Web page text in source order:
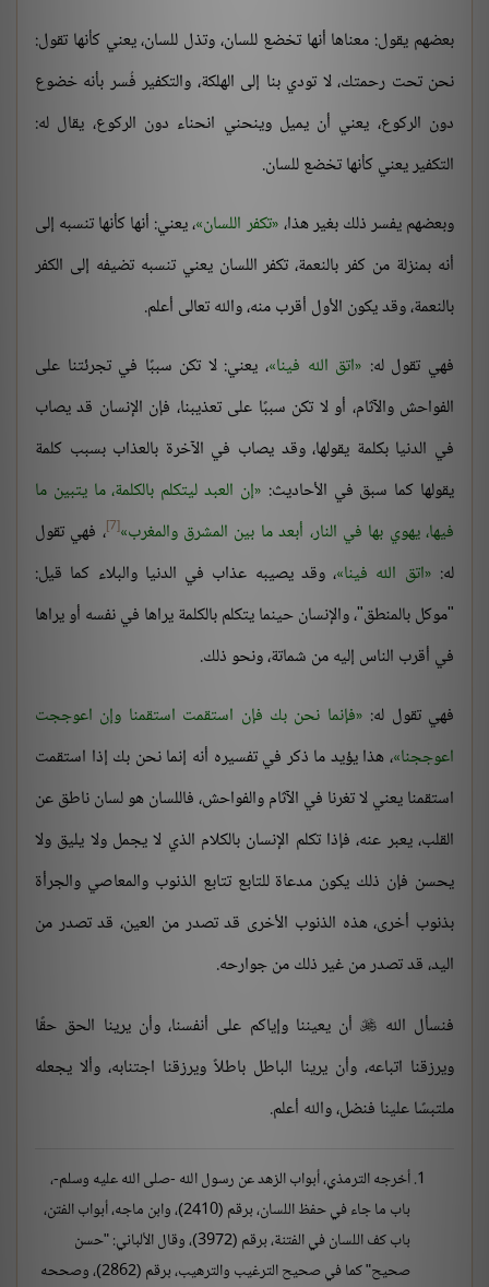
بعضهم يقول: معناها أنها تخضع للسان، وتذل للسان، يعني كأنها تقول:
نحن تحت رحمتك، لا تودي بنا إلى الهلكة، والتكفير فُسر بأنه خضوع
دون الركوع، يعني أن يميل وينحني انحناء دون الركوع، يقال له:
التكفير يعني كأنها تخضع للسان.
وبعضهم يفسر ذلك بغير هذا، تكفر اللسان ، يعني: أنها كأنها تنسبه إلى
أنه بمنزلة من كفر بالنعمة، تكفر اللسان يعني تنسبه تضيفه إلى الكفر
بالنعمة، وقد يكون الأول أقرب منه، والله تعالى أعلم.
فهي تقول له: اتق الله فينا ، يعني: لا تكن سببًا في تجرئتنا على
الفواحش والآثام، أو لا تكن سببًا على تعذيبنا، فإن الإنسان قد يصاب
في الدنيا بكلمة يقولها، وقد يصاب في الآخرة بالعذاب بسبب كلمة
يقولها كما سبق في الأحاديث: إن العبد ليتكلم بالكلمة، ما يتبين ما
فيها، يهوي بها في النار، أبعد ما بين المشرق والمغرب [7] ، فهي تقول
له: اتق الله فينا ، وقد يصيبه عذاب في الدنيا والبلاء كما قيل:
"موكل بالمنطق"، والإنسان حينما يتكلم بالكلمة يراها في نفسه أو يراها
في أقرب الناس إليه من شماتة، ونحو ذلك.
فهي تقول له: فإنما نحن بك فإن استقمت استقمنا وإن اعوججت
اعوججنا ، هذا يؤيد ما ذكر في تفسيره أنه إنما نحن بك إذا استقمت
استقمنا يعني لا تغرنا في الآثام والفواحش، فاللسان هو لسان ناطق عن
القلب، يعبر عنه، فإذا تكلم الإنسان بالكلام الذي لا يجمل ولا يليق ولا
يحسن فإن ذلك يكون مدعاة للتابع تتابع الذنوب والمعاصي والجرأة
بذنوب أخرى، هذه الذنوب الأخرى قد تصدر من العين، قد تصدر من
اليد، قد تصدر من غير ذلك من جوارحه.
فنسأل الله أن يعيننا وإياكم على أنفسنا، وأن يرينا الحق حقًا
ويرزقنا اتباعه، وأن يرينا الباطل باطلاً ويرزقنا اجتنابه، وألا يجعله
ملتبسًا علينا فنضل، والله أعلم.
أخرجه الترمذي، أبواب الزهد عن رسول الله -صلى الله عليه وسلم-،
باب ما جاء في حفظ اللسان، برقم (2410)، وابن ماجه، أبواب الفتن،
باب كف اللسان في الفتنة، برقم (3972)، وقال الألباني: "حسن
صحيح" كما في صحيح الترغيب والترهيب، برقم (2862)، وصححه